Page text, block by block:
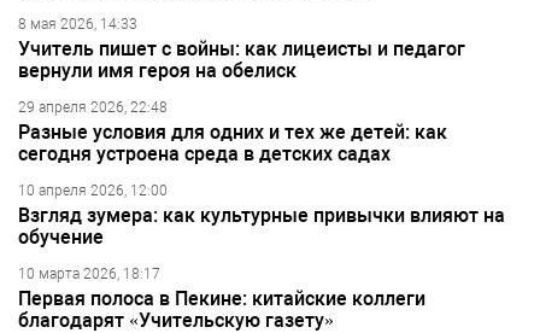
8 мая 2026, 14:33
Учитель пишет с войны: как лицеисты и педагог
вернули имя героя на обелиск
29 апреля 2026, 22:48
Разные условия для одних и тех же детей: как
сегодня устроена среда в детских садах
10 апреля 2026, 12:00
Взгляд зумера: как культурные привычки влияют на
обучение
10 марта 2026, 18:17
Первая полоса в Пекине: китайские коллеги
благодарят «Учительскую газету»